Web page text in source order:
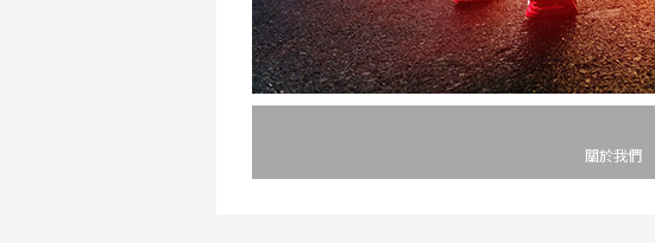
關於我們